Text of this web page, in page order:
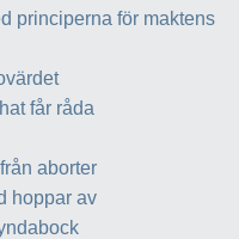
principerna för maktens
får råda
aborter
hoppar av